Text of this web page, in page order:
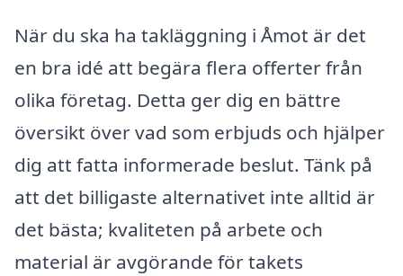
När du ska ha takläggning i Åmot är det
en bra idé att begära flera offerter från
olika företag. Detta ger dig en bättre
översikt över vad som erbjuds och hjälper
dig att fatta informerade beslut. Tänk på
att det billigaste alternativet inte alltid är
det bästa; kvaliteten på arbete och
material är avgörande för takets